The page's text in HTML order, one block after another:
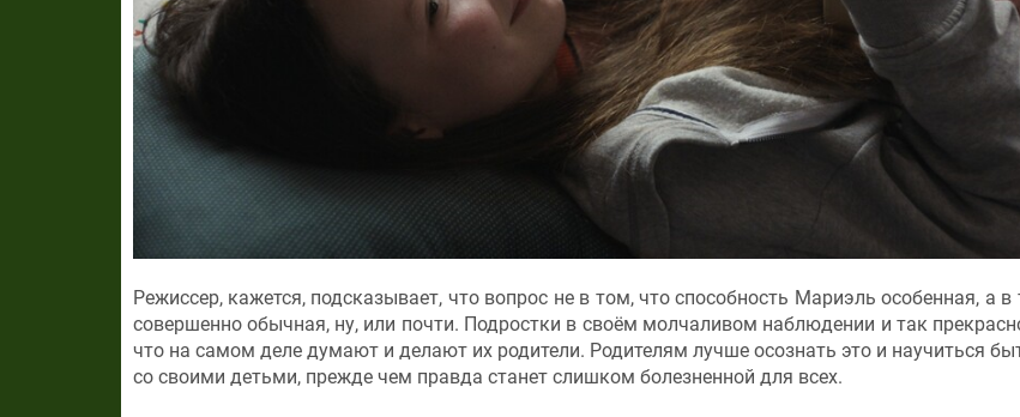
Режиссер, кажется, подсказывает, что вопрос не в том, что способность Мариэль особенная, а в
совершенно обычная, ну, или почти. Подростки в своём молчаливом наблюдении и так
что на самом деле думают и делают их родители. Родителям лучше осознать это и научиться
со своими детьми, прежде чем правда станет слишком болезненной для всех.